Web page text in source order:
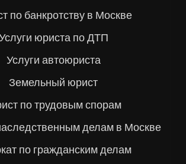
по банкротству в Москве
юриста по ДТП
Услуги автоюриста
Земельный юрист
по трудовым спорам
делам в Москве
по гражданским делам